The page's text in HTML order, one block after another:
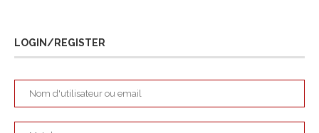
LOGIN/REGISTER